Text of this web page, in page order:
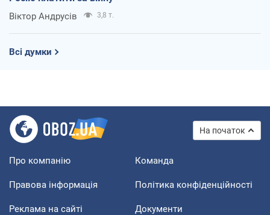
Віктор Андрусів 3,8 т.
Всі думки
На початок
Про компанію Команда
Правова інформація Політика конфіденційності
Реклама на сайті Документи